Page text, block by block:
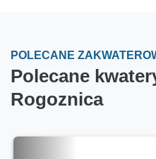
POLECANE
Polecane
Rogoznica